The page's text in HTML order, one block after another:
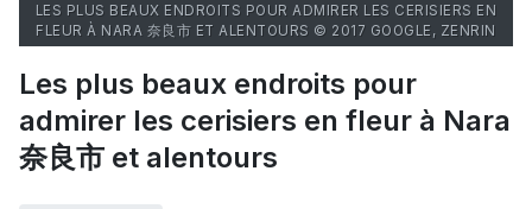
LES PLUS BEAUX ENDROITS POUR ADMIRER LES CERISIERS EN
FLEUR À NARA 奈良市 ET ALENTOURS © 2017 GOOGLE, ZENRIN
Les plus beaux endroits pour
admirer les cerisiers en fleur à Nara
奈良市 et alentours